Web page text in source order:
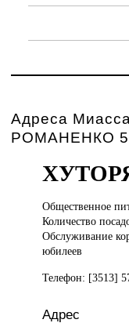
Адреса
РОМАНЕНКО
Общественное
Количество
Обслуживание
юбилеев
Телефон: [3513]
Адрес